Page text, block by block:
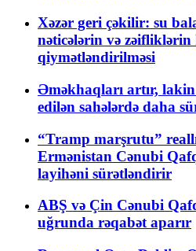
Xəzər geri çəkilir: su
nəticələrin və zəifliklərin
qiymətləndirilməsi
Əməkhaqları artır,
edilən sahələrdə daha
“Tramp marşrutu”
Ermənistan Cənubi
layihəni sürətləndirir
ABŞ və Çin Cənubi
uğrunda rəqabət aparır